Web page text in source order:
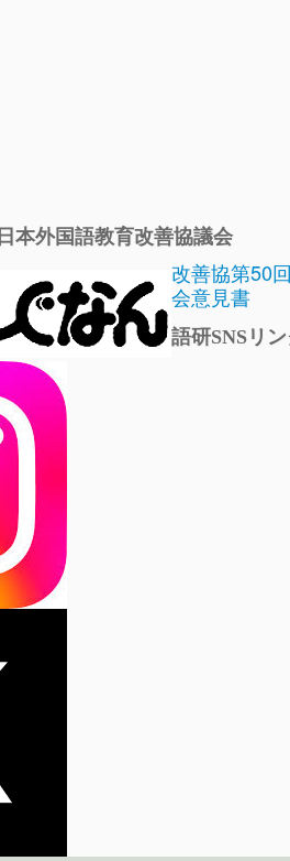
日本外国語教育改善協議会
改善協第50
会意見書
語研SNSリ